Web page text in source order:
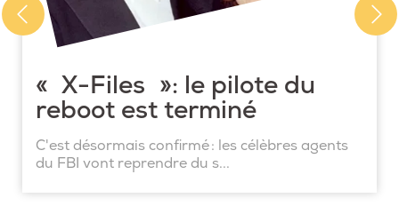
« X-Files »: le pilote du
reboot est terminé
C'est désormais confirmé : les célèbres agents
du FBI vont reprendre du s...